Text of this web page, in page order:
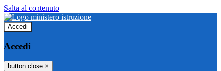
Salta al contenuto
Accedi
Accedi
button close ×